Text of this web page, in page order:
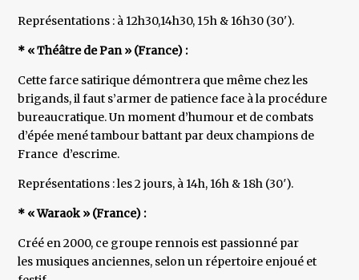
Représentations : à 12h30,14h30, 15h & 16h30 (30').
* « Théâtre de Pan » (France) :
Cette farce satirique démontrera que même chez les
brigands, il faut s’armer de patience face à la procédure
bureaucratique. Un moment d’humour et de combats
d’épée mené tambour battant par deux champions de
France d’escrime.
Représentations : les 2 jours, à 14h, 16h & 18h (30′).
* « Waraok » (France) :
Créé en 2000, ce groupe rennois est passionné par
les musiques anciennes, selon un répertoire enjoué et